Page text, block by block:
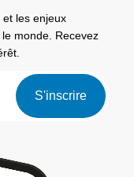
et les enjeux
monde. Recevez
S'inscrire